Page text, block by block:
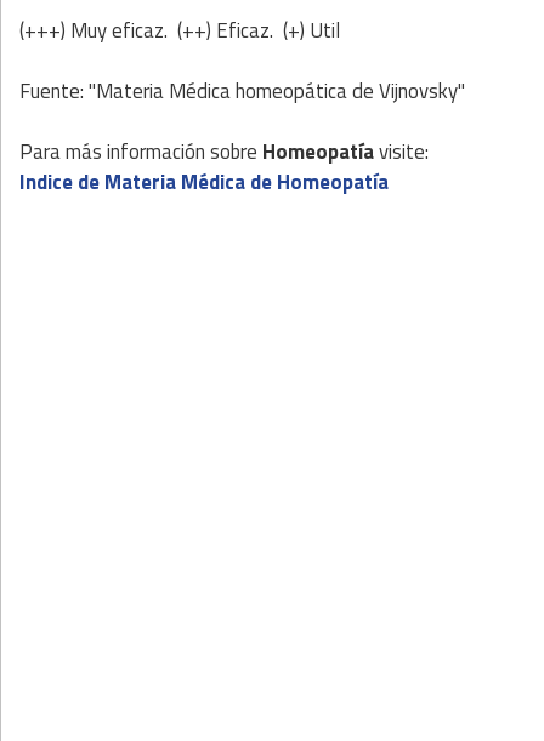
(+++) Muy eficaz. (++) Eficaz. (+) Util
Fuente: "Materia Médica homeopática de Vijnovsky"
Para más información sobre Homeopatíavisite:
Indice de Materia Médica de Homeopatía